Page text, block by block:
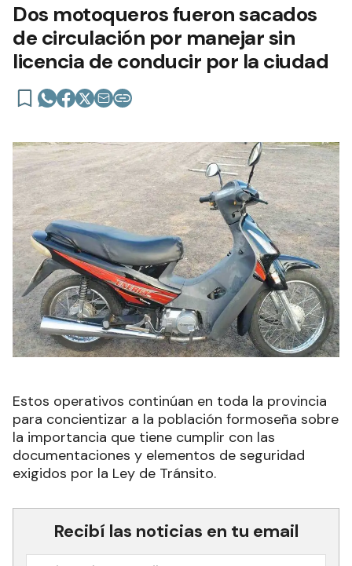
Dos motoqueros fueron sacados
de circulación por manejar sin
licencia de conducir por la ciudad
Estos operativos continúan en toda la provincia
para concientizar a la población formoseña sobre
la importancia que tiene cumplir con las
documentaciones y elementos de seguridad
exigidos por la Ley de Tránsito.
Recibí las noticias en tu email